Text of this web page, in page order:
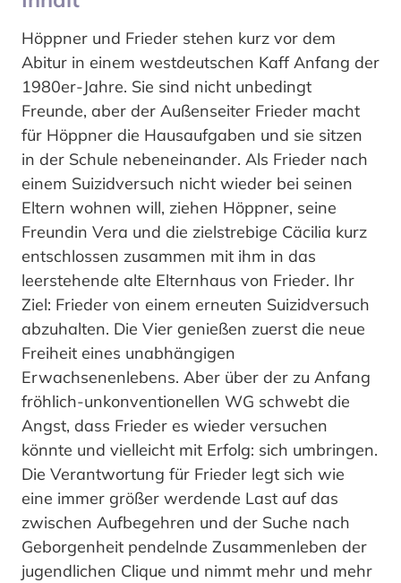
Höppner und Frieder stehen kurz vor dem
Abitur in einem westdeutschen Kaff Anfang der
1980er-Jahre. Sie sind nicht unbedingt
Freunde, aber der Außenseiter Frieder macht
für Höppner die Hausaufgaben und sie sitzen
in der Schule nebeneinander. Als Frieder nach
einem Suizidversuch nicht wieder bei seinen
Eltern wohnen will, ziehen Höppner, seine
Freundin Vera und die zielstrebige Cäcilia kurz
entschlossen zusammen mit ihm in das
leerstehende alte Elternhaus von Frieder. Ihr
Ziel: Frieder von einem erneuten Suizidversuch
abzuhalten. Die Vier genießen zuerst die neue
Freiheit eines unabhängigen
Erwachsenenlebens. Aber über der zu Anfang
fröhlich-unkonventionellen WG schwebt die
Angst, dass Frieder es wieder versuchen
könnte und vielleicht mit Erfolg: sich umbringen.
Die Verantwortung für Frieder legt sich wie
eine immer größer werdende Last auf das
zwischen Aufbegehren und der Suche nach
Geborgenheit pendelnde Zusammenleben der
jugendlichen Clique und nimmt mehr und mehr